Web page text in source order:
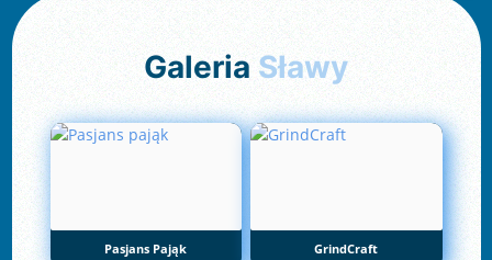
Galeria Sławy
Pasjans Pająk GrindCraft